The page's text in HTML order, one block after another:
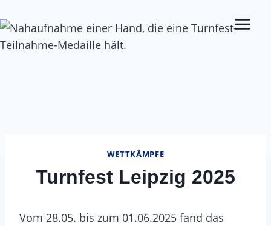
Inhalt
springen
WETTKÄMPFE
Turnfest Leipzig 2025
Vom 28.05. bis zum 01.06.2025 fand das